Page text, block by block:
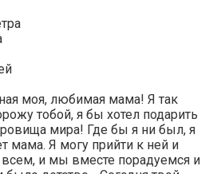
моя, любимая мама! Я так
тобой, я бы хотел подарить
мира! Где бы я ни был, я
мама. Я могу прийти к ней и
всем, и мы вместе порадуемся и